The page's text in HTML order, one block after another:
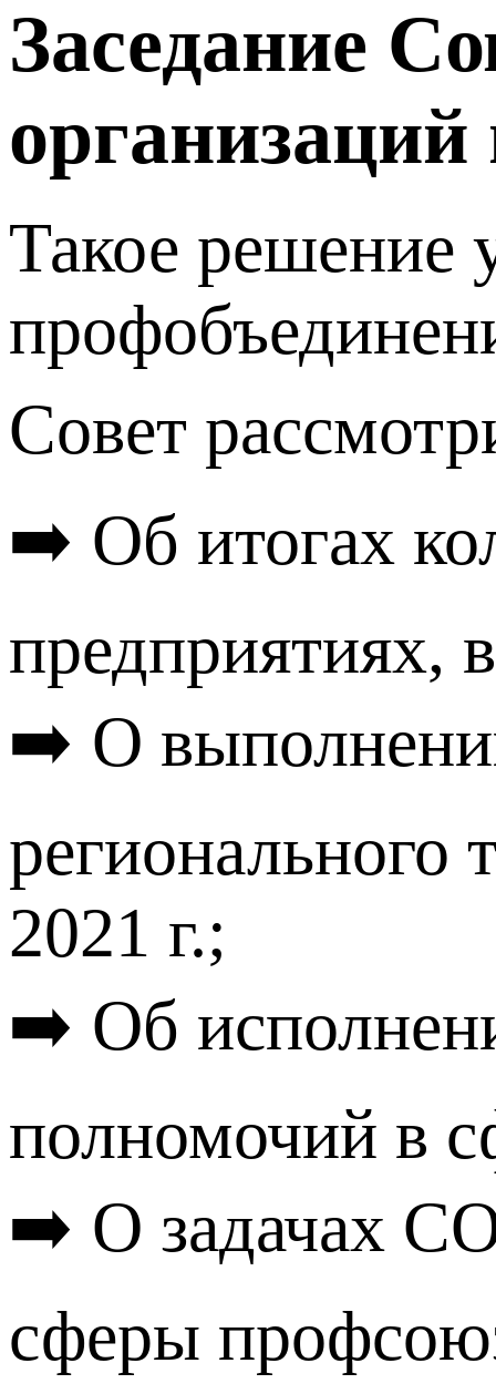
Заседание
организаций
Такое решение
Совет
➡️ Об итогах
предприятиях,
➡️ О
регионального
2021 г.;
➡️ Об
полномочий в
➡️ О задачах
сферы